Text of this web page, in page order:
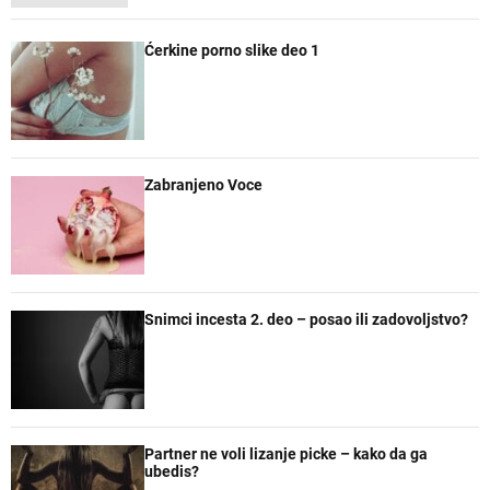
o
u
l
a
r
e
e
Ćerkine porno slike deo 1
Zabranjeno Voce
Snimci incesta 2. deo – posao ili zadovoljstvo?
Partner ne voli lizanje picke – kako da ga
ubedis?